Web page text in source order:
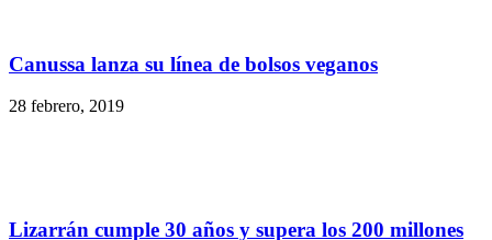
Canussa lanza su línea de bolsos veganos
28 febrero, 2019
Lizarrán cumple 30 años y supera los 200 millones